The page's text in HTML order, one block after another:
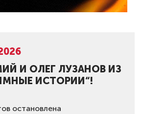
И ОЛЕГ ЛУЗАНОВ ИЗ
ИСТОРИИ“!
остановлена